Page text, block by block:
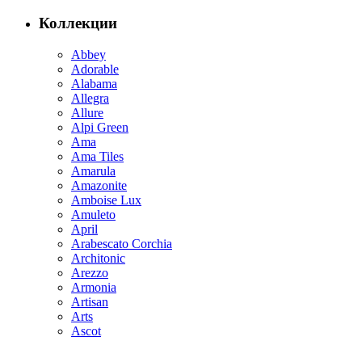
Коллекции
Abbey
Adorable
Alabama
Allegra
Allure
Alpi Green
Ama
Ama Tiles
Amarula
Amazonite
Amboise Lux
Amuleto
April
Arabescato Corchia
Architonic
Arezzo
Armonia
Artisan
Arts
Ascot